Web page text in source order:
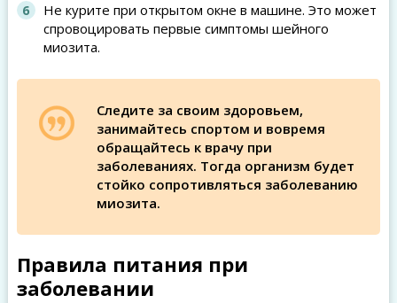
Не курите при открытом окне в машине. Это может
спровоцировать первые симптомы шейного
миозита.
Следите за своим здоровьем,
занимайтесь спортом и вовремя
обращайтесь к врачу при
заболеваниях. Тогда организм будет
стойко сопротивляться заболеванию
миозита.
Правила питания при
заболевании